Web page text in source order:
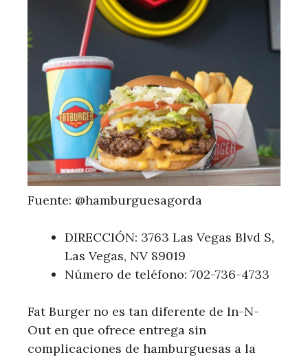
Fuente: @hamburguesagorda
DIRECCIÓN: 3763 Las Vegas Blvd S,
Las Vegas, NV 89019
Número de teléfono: 702-736-4733
Fat Burger no es tan diferente de In-N-
Out en que ofrece entrega sin
complicaciones de hamburguesas a la